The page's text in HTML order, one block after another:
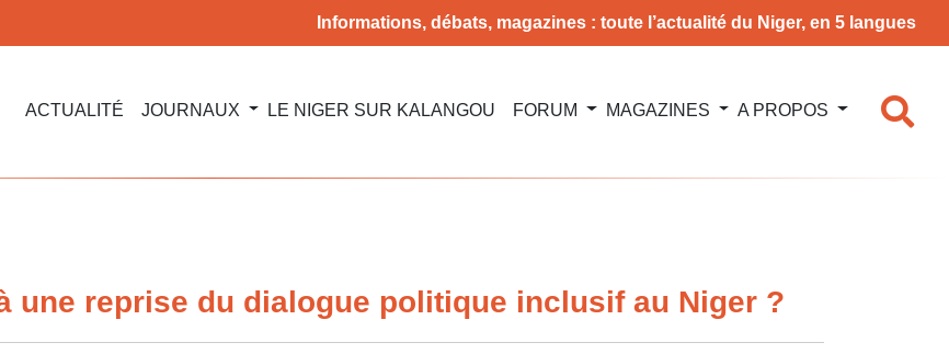
Informations, débats, magazines : toute l’actualité du Niger, en 5 langues
ACTUALITÉ JOURNAUX LE NIGER SUR KALANGOU FORUM MAGAZINES A PROPOS
une reprise du dialogue politique inclusif au Niger ?